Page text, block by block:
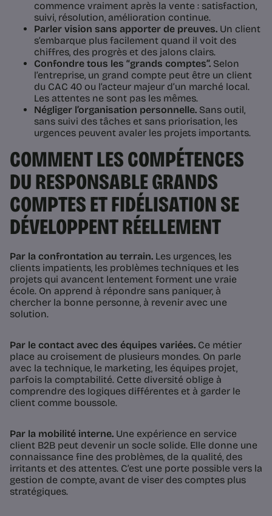
commence vraiment après la vente : satisfaction,
suivi, résolution, amélioration continue.
Parler vision sans apporter de preuves. Un client
s’embarque plus facilement quand il voit des
chiffres, des progrès et des jalons clairs.
Confondre tous les “grands comptes”. Selon
l’entreprise, un grand compte peut être un client
du CAC 40 ou l’acteur majeur d’un marché local.
Les attentes ne sont pas les mêmes.
Négliger l’organisation personnelle. Sans outil,
sans suivi des tâches et sans priorisation, les
urgences peuvent avaler les projets importants.
COMMENT LES COMPÉTENCES
DU RESPONSABLE GRANDS
COMPTES ET FIDÉLISATION SE
DÉVELOPPENT RÉELLEMENT
Par la confrontation au terrain. Les urgences, les
clients impatients, les problèmes techniques et les
projets qui avancent lentement forment une vraie
école. On apprend à répondre sans paniquer, à
chercher la bonne personne, à revenir avec une
solution.
Par le contact avec des équipes variées. Ce métier
place au croisement de plusieurs mondes. On parle
avec la technique, le marketing, les équipes projet,
parfois la comptabilité. Cette diversité oblige à
comprendre des logiques différentes et à garder le
client comme boussole.
Par la mobilité interne. Une expérience en service
client B2B peut devenir un socle solide. Elle donne une
connaissance fine des problèmes, de la qualité, des
irritants et des attentes. C’est une porte possible vers la
gestion de compte, avant de viser des comptes plus
stratégiques.